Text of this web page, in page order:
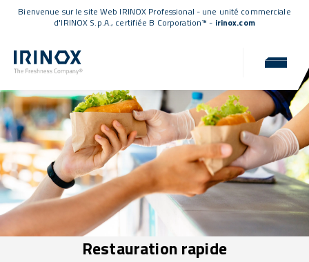
Bienvenue sur le site Web IRINOX Professional - une unité commerciale
d'IRINOX S.p.A., certifiée B Corporation™ - irinox.com
Restauration rapide